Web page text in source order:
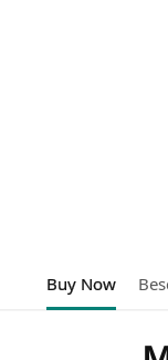
Buy Now